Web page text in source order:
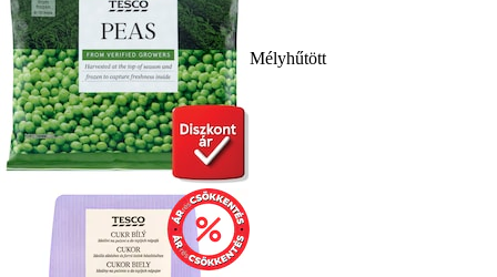
Mélyhűtött